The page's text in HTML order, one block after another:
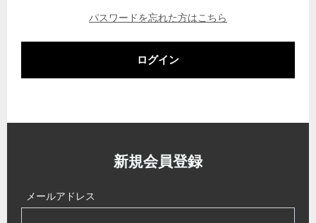
パスワードを忘れた方はこちら
ログイン
新規会員登録
メールアドレス